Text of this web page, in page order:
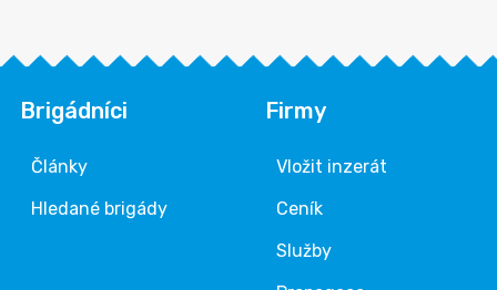
Brigádníci
Články
Hledané brigády
Firmy
Vložit inzerát
Ceník
Služby